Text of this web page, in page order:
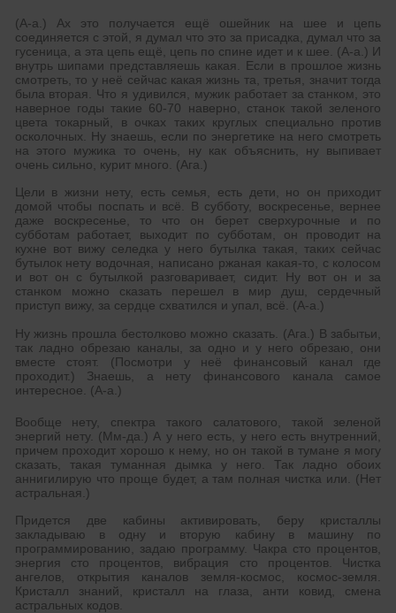
(А-а.) Ах это получается ещё ошейник на шее и цепь
соединяется с этой, я думал что это за присадка, думал что за
гусеница, а эта цепь ещё, цепь по спине идет и к шее. (А-а.) И
внутрь шипами представляешь какая. Если в прошлое жизнь
смотреть, то у неё сейчас какая жизнь та, третья, значит тогда
была вторая. Что я удивился, мужик работает за станком, это
наверное годы такие 60-70 наверно, станок такой зеленого
цвета токарный, в очках таких круглых специально против
осколочных. Ну знаешь, если по энергетике на него смотреть
на этого мужика то очень, ну как объяснить, ну выпивает
очень сильно, курит много. (Ага.)
Цели в жизни нету, есть семья, есть дети, но он приходит
домой чтобы поспать и всё. В субботу, воскресенье, вернее
даже воскресенье, то что он берет сверхурочные и по
субботам работает, выходит по субботам, он проводит на
кухне вот вижу селедка у него бутылка такая, таких сейчас
бутылок нету водочная, написано ржаная какая-то, с колосом
и вот он с бутылкой разговаривает, сидит. Ну вот он и за
станком можно сказать перешел в мир душ, сердечный
приступ вижу, за сердце схватился и упал, всё. (А-а.)
Ну жизнь прошла бестолково можно сказать. (Ага.) В забытьи,
так ладно обрезаю каналы, за одно и у него обрезаю, они
вместе стоят. (Посмотри у неё финансовый канал где
проходит.) Знаешь, а нету финансового канала самое
интересное. (А-а.)
Вообще нету, спектра такого салатового, такой зеленой
энергий нету. (Мм-да.) А у него есть, у него есть внутренний,
причем проходит хорошо к нему, но он такой в тумане я могу
сказать, такая туманная дымка у него. Так ладно обоих
аннигилирую что проще будет, а там полная чистка или. (Нет
астральная.)
Придется две кабины активировать, беру кристаллы
закладываю в одну и вторую кабину в машину по
программированию, задаю программу. Чакра сто процентов,
энергия сто процентов, вибрация сто процентов. Чистка
ангелов, открытия каналов земля-космос, космос-земля.
Кристалл знаний, кристалл на глаза, анти ковид, смена
астральных кодов.